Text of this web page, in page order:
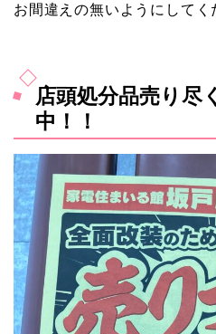
お間違えの無いようにしてく
店頭処分品売り尽
中！！